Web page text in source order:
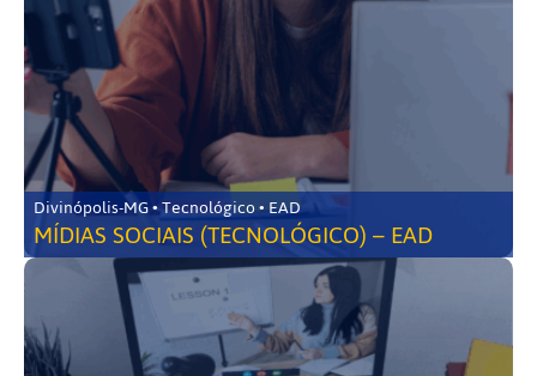
Divinópolis-MG • Tecnológico • EAD
MÍDIAS SOCIAIS (TECNOLÓGICO) – EAD